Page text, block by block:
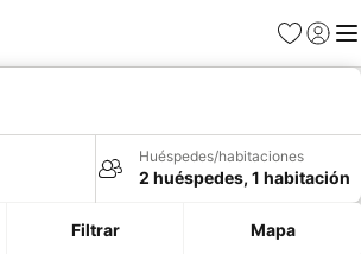
Favoritos
Iniciar
Huéspedes/habitaciones
2 huéspedes, 1 habitación
Filtrar Mapa